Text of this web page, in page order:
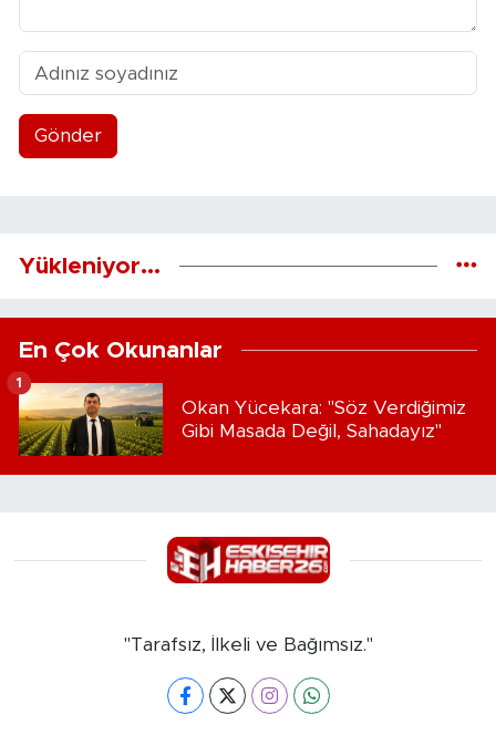
Gönder
Yükleniyor...
En Çok Okunanlar
Okan Yücekara: "Söz Verdiğimiz
Gibi Masada Değil, Sahadayız"
1
"Tarafsız, İlkeli ve Bağımsız."